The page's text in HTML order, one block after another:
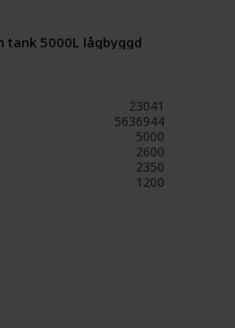
tank 5000L lågbyggd
23041
5636944
5000
2600
2350
1200